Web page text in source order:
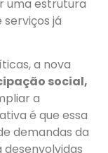
uma estrutura
já
a nova
social,
a
é que essa
demandas da